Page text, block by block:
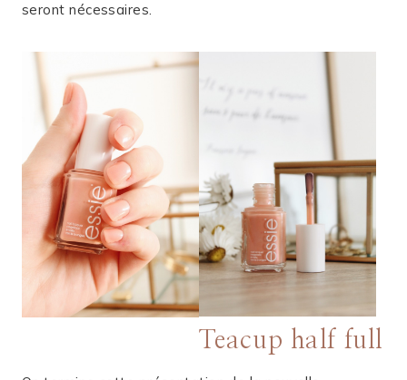
seront nécessaires.
Teacup half full